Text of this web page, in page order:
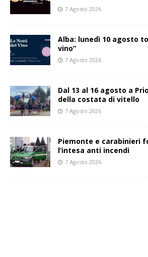
7 Agosto 2026
Alba: lunedì 10 agosto
vino”
7 Agosto 2026
Dal 13 al 16 agosto a
della costata di vitello
7 Agosto 2026
Piemonte e carabinieri
l’intesa anti incendi
7 Agosto 2026